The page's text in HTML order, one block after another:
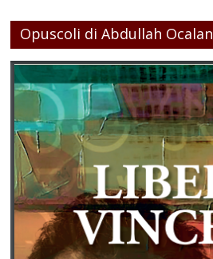
Opuscoli di Abdullah Ocalan